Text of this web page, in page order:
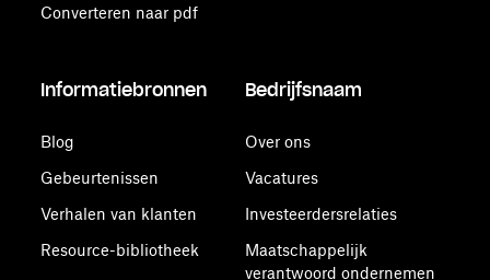
Converteren naar pdf
Informatiebronnen
Blog
Gebeurtenissen
Verhalen van klanten
Resource-bibliotheek
Bedrijfsnaam
Over ons
Vacatures
Investeerdersrelaties
Maatschappelijk
verantwoord ondernemen